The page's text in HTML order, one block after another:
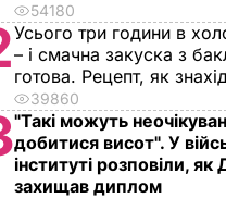
СВІТ
Керівна
Зімбабве
Мугабе піти
відставку
19 листопада,
54180
Усього три години в
– і смачна закуска з
готова. Рецепт, як
39860
"Такі можуть
добитися висот". У
інституті розповіли,
захищав диплом